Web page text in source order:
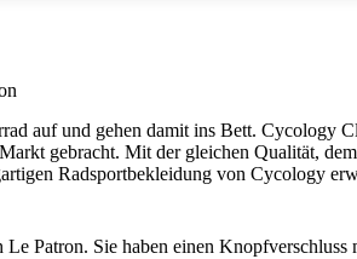
auf und gehen damit ins Bett. Cycology
gebracht. Mit der gleichen Qualität,
Radsportbekleidung von Cycology
Patron. Sie haben einen